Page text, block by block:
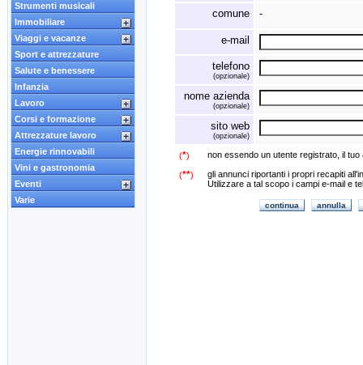
Strumenti musicali
Immobiliare
Viaggi e vacanze
Sport e attrezzature
Salute e benessere
Infanzia
Lavoro
Corsi e formazione
Attrezzature lavoro
Energie rinnovabili
Vini e gastronomia
Eventi
Varie
comune
-
e-mail
telefono
(opzionale)
nome azienda
(opzionale)
sito web
(opzionale)
(*) non essendo un utente registrato, il
(**)
gli annunci riportanti i propri recapiti
Utilizzare a tal scopo i campi e-mail e